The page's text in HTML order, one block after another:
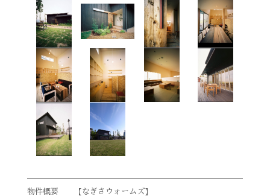
【なぎさウォームズ】